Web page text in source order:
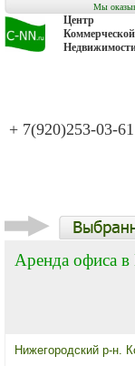
Мы
Центр
Коммерческой
+ 7(920)253-03-61
Аренда офиса
Нижегородский р-н.